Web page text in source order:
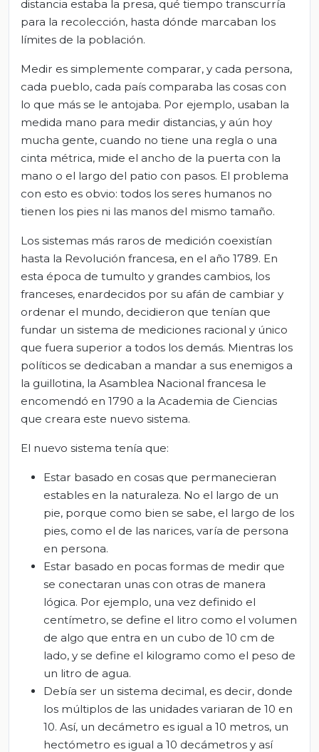
distancia estaba la presa, qué tiempo transcurría
para la recolección, hasta dónde marcaban los
límites de la población.
Medir es simplemente comparar, y cada persona,
cada pueblo, cada país comparaba las cosas con
lo que más se le antojaba. Por ejemplo, usaban la
medida mano para medir distancias, y aún hoy
mucha gente, cuando no tiene una regla o una
cinta métrica, mide el ancho de la puerta con la
mano o el largo del patio con pasos. El problema
con esto es obvio: todos los seres humanos no
tienen los pies ni las manos del mismo tamaño.
Los sistemas más raros de medición coexistían
hasta la Revolución francesa, en el año 1789. En
esta época de tumulto y grandes cambios, los
franceses, enardecidos por su afán de cambiar y
ordenar el mundo, decidieron que tenían que
fundar un sistema de mediciones racional y único
que fuera superior a todos los demás. Mientras los
políticos se dedicaban a mandar a sus enemigos a
la guillotina, la Asamblea Nacional francesa le
encomendó en 1790 a la Academia de Ciencias
que creara este nuevo sistema.
El nuevo sistema tenía que:
Estar basado en cosas que permanecieran
estables en la naturaleza. No el largo de un
pie, porque como bien se sabe, el largo de los
pies, como el de las narices, varía de persona
en persona.
Estar basado en pocas formas de medir que
se conectaran unas con otras de manera
lógica. Por ejemplo, una vez definido el
centímetro, se define el litro como el volumen
de algo que entra en un cubo de 10 cm de
lado, y se define el kilogramo como el peso de
un litro de agua.
Debía ser un sistema decimal, es decir, donde
los múltiplos de las unidades variaran de 10 en
10. Así, un decámetro es igual a 10 metros, un
hectómetro es igual a 10 decámetros y así